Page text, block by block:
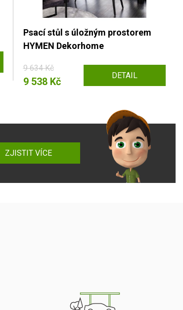
Psací stůl s úložným prostorem
HYMEN Dekorhome
9 634 Kč
9 538 Kč DETAIL
ZJISTIT VÍCE